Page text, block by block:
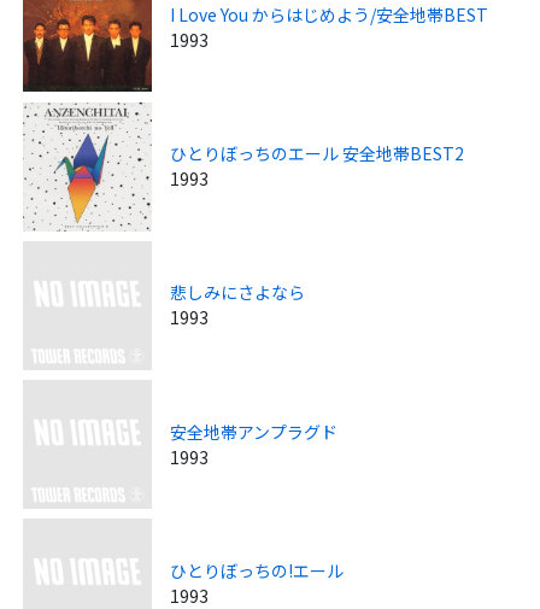
I Love You からはじめよう/安全地帯BEST
1993
ひとりぼっちのエール 安全地帯BEST2
1993
悲しみにさよなら
1993
安全地帯アンプラグド
1993
ひとりぼっちの!エール
1993